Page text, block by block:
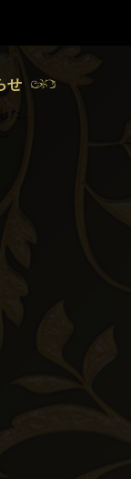
せ
。